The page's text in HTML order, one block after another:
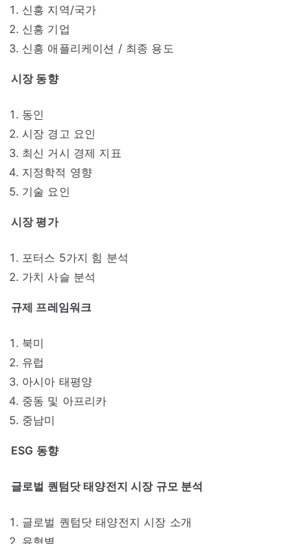
신흥 지역/국가
신흥 기업
신흥 애플리케이션 / 최종 용도
시장 동향
동인
시장 경고 요인
최신 거시 경제 지표
지정학적 영향
기술 요인
시장 평가
포터스 5가지 힘 분석
가치 사슬 분석
규제 프레임워크
북미
유럽
아시아 태평양
중동 및 아프리카
중남미
ESG 동향
글로벌 퀀텀닷 태양전지 시장 규모 분석
글로벌 퀀텀닷 태양전지 시장 소개